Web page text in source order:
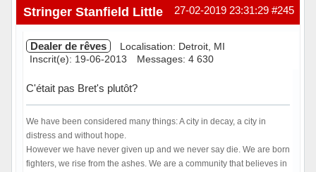
Hors ligne #245
27-02-2019 23:31:29
Stringer Stanfield Little
Dealer de rêves
Localisation: Detroit, MI
Inscrit(e): 19-06-2013
Messages: 4 630
C'était pas Bret's plutôt?
We have been considered many things: A city in decay, a city in
distress and without hope.
However we have never given up and we never say die. We are born
fighters, we rise from the ashes. We are a community that believes in